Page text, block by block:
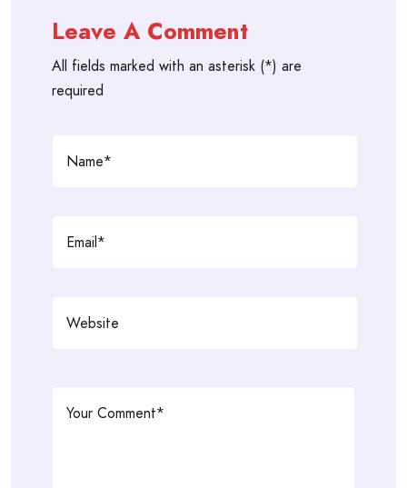
Leave A Comment
All fields marked with an asterisk (*) are
required